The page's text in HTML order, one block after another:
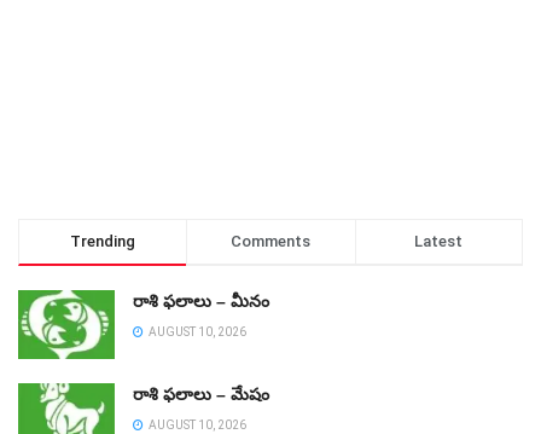
Trending Comments Latest
రాశి ఫలాలు – మీనం
AUGUST 10, 2026
రాశి ఫలాలు – మేషం
AUGUST 10, 2026